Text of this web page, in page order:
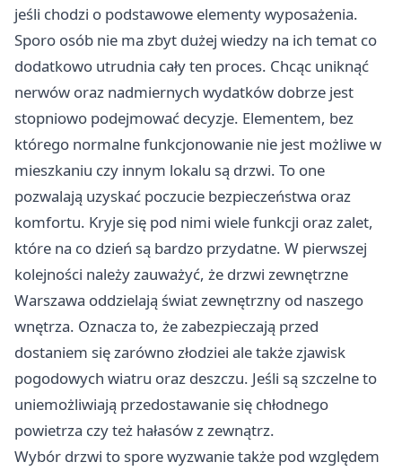
jeśli chodzi o podstawowe elementy wyposażenia.
Sporo osób nie ma zbyt dużej wiedzy na ich temat co
dodatkowo utrudnia cały ten proces. Chcąc uniknąć
nerwów oraz nadmiernych wydatków dobrze jest
stopniowo podejmować decyzje. Elementem, bez
którego normalne funkcjonowanie nie jest możliwe w
mieszkaniu czy innym lokalu są drzwi. To one
pozwalają uzyskać poczucie bezpieczeństwa oraz
komfortu. Kryje się pod nimi wiele funkcji oraz zalet,
które na co dzień są bardzo przydatne. W pierwszej
kolejności należy zauważyć, że drzwi zewnętrzne
Warszawa oddzielają świat zewnętrzny od naszego
wnętrza. Oznacza to, że zabezpieczają przed
dostaniem się zarówno złodziei ale także zjawisk
pogodowych wiatru oraz deszczu. Jeśli są szczelne to
uniemożliwiają przedostawanie się chłodnego
powietrza czy też hałasów z zewnątrz.
Wybór drzwi to spore wyzwanie także pod względem